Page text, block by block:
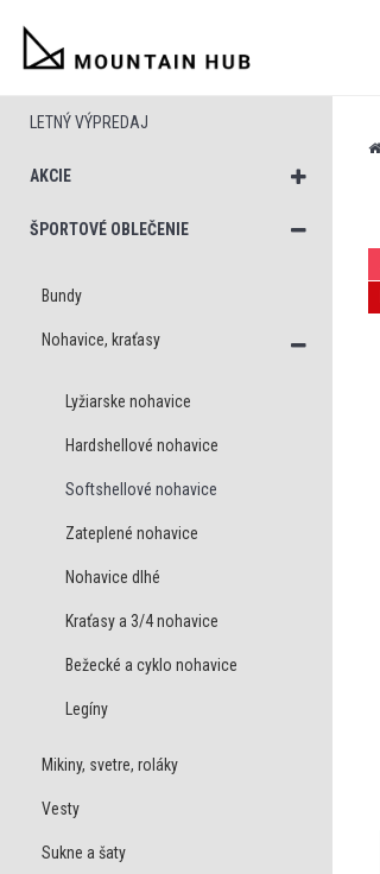
LETNÝ VÝPREDAJ
AKCIE
ŠPORTOVÉ OBLEČENIE
Bundy
Nohavice, kraťasy
Lyžiarske nohavice
Hardshellové nohavice
Softshellové nohavice
Zateplené nohavice
Nohavice dlhé
Kraťasy a 3/4 nohavice
Bežecké a cyklo nohavice
Legíny
Mikiny, svetre, roláky
Vesty
Sukne a šaty